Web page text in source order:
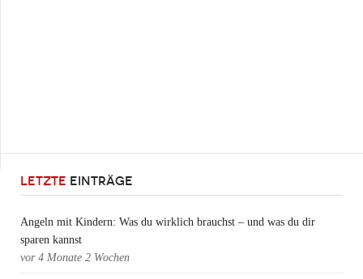
LETZTE EINTRÄGE
Angeln mit Kindern: Was du wirklich brauchst – und was du dir
sparen kannst
vor 4 Monate 2 Wochen